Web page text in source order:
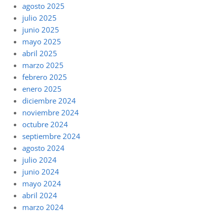
agosto 2025
julio 2025
junio 2025
mayo 2025
abril 2025
marzo 2025
febrero 2025
enero 2025
diciembre 2024
noviembre 2024
octubre 2024
septiembre 2024
agosto 2024
julio 2024
junio 2024
mayo 2024
abril 2024
marzo 2024